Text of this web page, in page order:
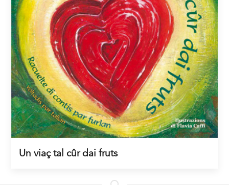
Un viaç tal cûr dai fruts